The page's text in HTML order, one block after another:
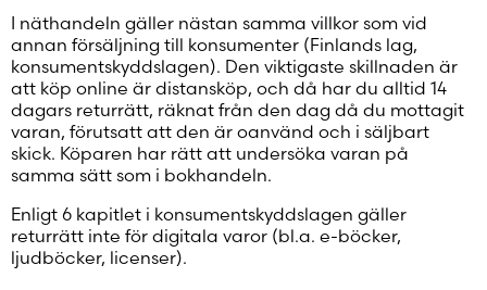
I näthandeln gäller nästan samma villkor som vid
annan försäljning till konsumenter (Finlands lag,
konsumentskyddslagen). Den viktigaste skillnaden är
att köp online är distansköp, och då har du alltid 14
dagars returrätt, räknat från den dag då du mottagit
varan, förutsatt att den är oanvänd och i säljbart
skick. Köparen har rätt att undersöka varan på
samma sätt som i bokhandeln.
Enligt 6 kapitlet i konsumentskyddslagen gäller
returrätt inte för digitala varor (bl.a. e-böcker,
ljudböcker, licenser).